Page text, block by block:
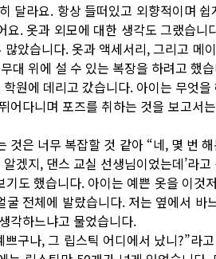
달라요. 항상 들떠있고 외향적이며
요. 옷과 외모에 대한 생각도 그랬습
았습니다. 옷과 액세서리, 그리고 메
대 위에 설 수 있는 복장을 하려고 했
원에 데리고 갔습니다. 아이는 무엇
어다니며 포즈를 취하는 것을 보고서
것은 너무 복잡할 것 같아 “네, 몇 번
겠지, 댄스 교실 선생님이었는데’라
도 했습니다. 아이는 예쁜 옷을 이것
전체에 발랐습니다. 저는 옆에서
각하느냐고 물었습니다.
구나, 그 립스틱 어디에서 났니?”라